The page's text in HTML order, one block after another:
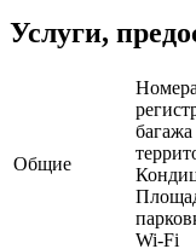
Услуги,
Общие
Wi-Fi